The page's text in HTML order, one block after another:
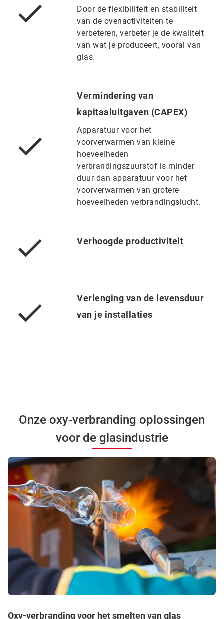
Door de flexibiliteit en stabiliteit
van de ovenactiviteiten te
verbeteren, verbeter je de kwaliteit
van wat je produceert, vooral van
glas.
Vermindering van
kapitaaluitgaven (CAPEX)
Apparatuur voor het
voorverwarmen van kleine
hoeveelheden
verbrandingszuurstof is minder
duur dan apparatuur voor het
voorverwarmen van grotere
hoeveelheden verbrandingslucht.
Verhoogde productiviteit
Verlenging van de levensduur
van je installaties
Onze oxy-verbranding oplossingen
voor de glasindustrie
Oxy-verbranding voor het smelten van glas